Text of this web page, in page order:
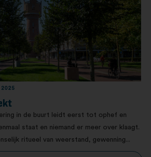
2025
in de buurt leidt eerst tot ophef en
staat en niemand er meer over klaagt.
ritueel van weerstand, gewenning...